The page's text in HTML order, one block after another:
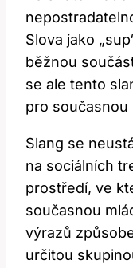
Slova jako⁢
běžnou
se ale tento
pro současnou
Slang se​
na sociálních
prostředí, ve
současnou
výrazů
určitou